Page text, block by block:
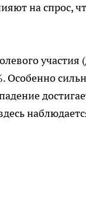
на спрос,
Особенно